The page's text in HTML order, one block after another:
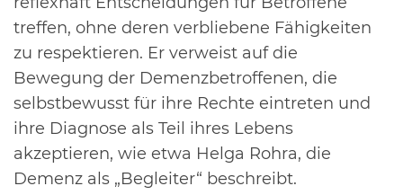
treffen, ohne deren verbliebene Fähigkeiten
zu respektieren. Er verweist auf die
Bewegung der Demenzbetroffenen, die
selbstbewusst für ihre Rechte eintreten und
ihre Diagnose als Teil ihres Lebens
akzeptieren, wie etwa Helga Rohra, die
Demenz als „Begleiter“ beschreibt.